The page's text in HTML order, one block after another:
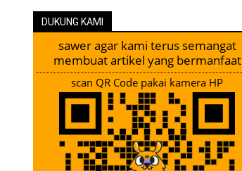
DUKUNG KAMI
sawer agar kami terus semangat
membuat artikel yang bermanfaat
scan QR Code pakai kamera HP